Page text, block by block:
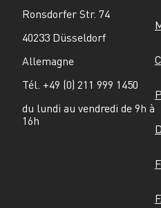
Ronsdorfer Str. 74
40233 Düsseldorf
Allemagne
Tél. +49 (0) 211 999 1450
du lundi au vendredi de 9h à
16h